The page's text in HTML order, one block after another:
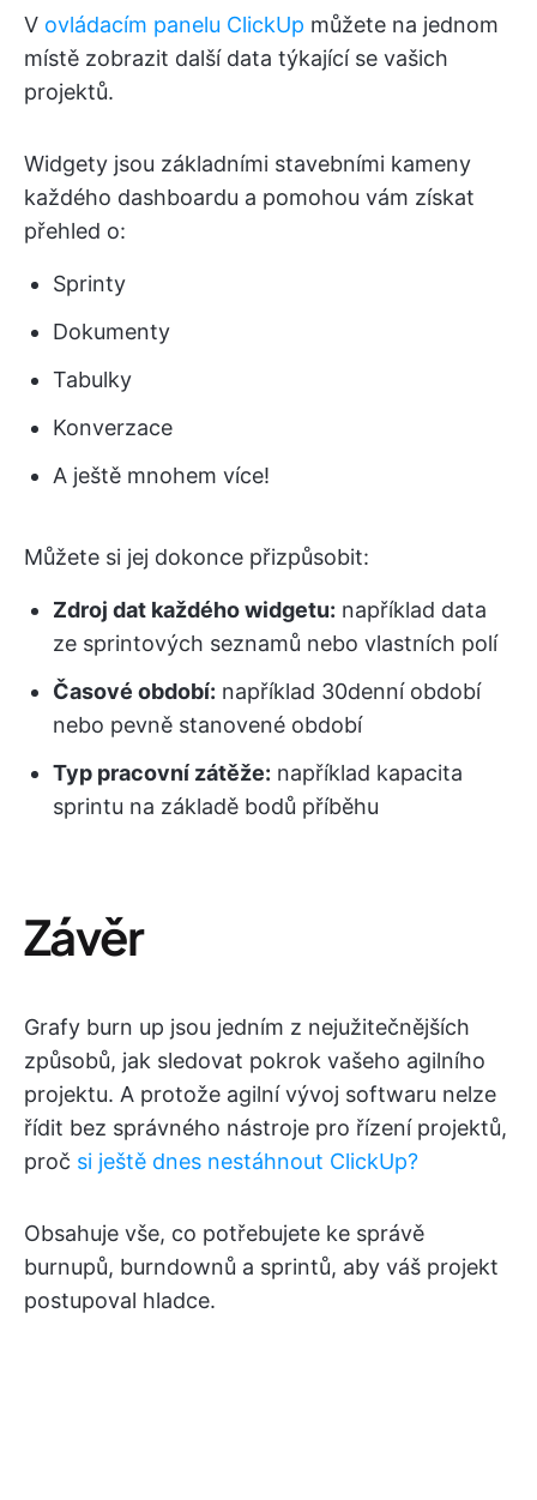
V ovládacím panelu ClickUp můžete na jednom
místě zobrazit další data týkající se vašich
projektů.
Widgety jsou základními stavebními kameny
každého dashboardu a pomohou vám získat
přehled o:
Sprinty
Dokumenty
Tabulky
Konverzace
A ještě mnohem více!
Můžete si jej dokonce přizpůsobit:
Zdroj dat každého widgetu: například data
ze sprintových seznamů nebo vlastních polí
Časové období: například 30denní období
nebo pevně stanovené období
Typ pracovní zátěže: například kapacita
sprintu na základě bodů příběhu
Závěr
Grafy burn up jsou jedním z nejužitečnějších
způsobů, jak sledovat pokrok vašeho agilního
projektu. A protože agilní vývoj softwaru nelze
řídit bez správného nástroje pro řízení projektů,
proč si ještě dnes nestáhnout ClickUp?
Obsahuje vše, co potřebujete ke správě
burnupů, burndownů a sprintů, aby váš projekt
postupoval hladce.